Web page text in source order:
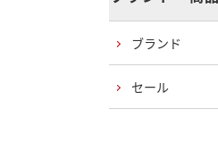
ブランド
セール